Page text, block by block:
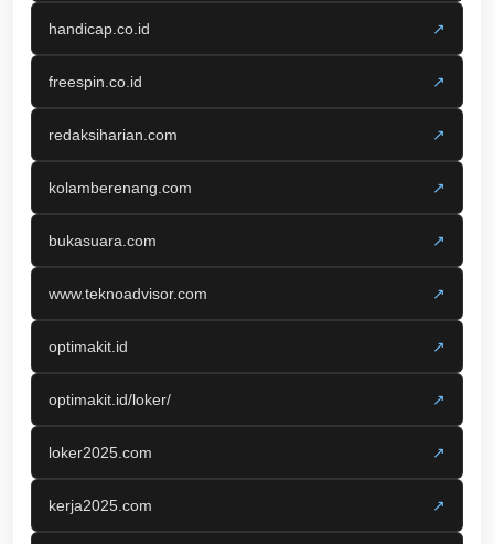
handicap.co.id ↗
freespin.co.id ↗
redaksiharian.com ↗
kolamberenang.com ↗
bukasuara.com ↗
www.teknoadvisor.com ↗
optimakit.id ↗
optimakit.id/loker/ ↗
loker2025.com ↗
kerja2025.com ↗